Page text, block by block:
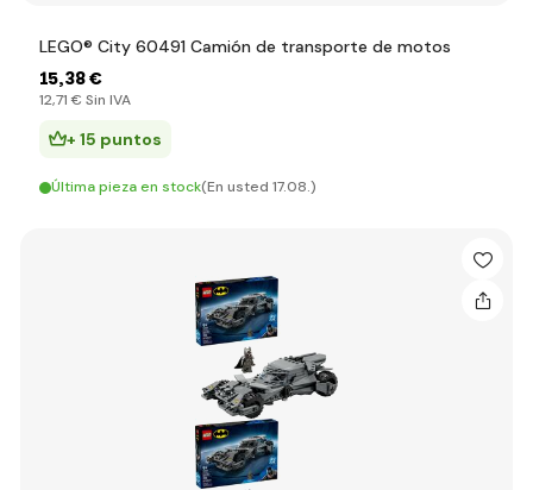
LEGO® City 60491 Camión de transporte de motos
15,38 €
12,71 € Sin IVA
+ 15 puntos
Última pieza en stock(En usted 17.08.)